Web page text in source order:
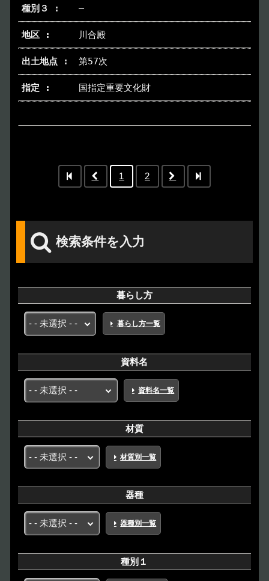
―
川合殿
第57次
国指定重要文化財
1 2
検索条件を入力
暮らし方
暮らし方一覧
資料名
資料名一覧
材質
材質別一覧
器種
器種別一覧
種別１